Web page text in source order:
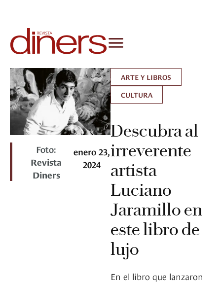
Foto:
Revista
Diners
enero 23,
2024
ARTE Y LIBROS
CULTURA
Descubra al
irreverente
artista
Luciano
Jaramillo en
este libro de
lujo
En el libro que lanzaron